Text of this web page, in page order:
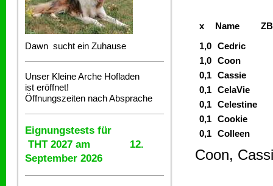
Dawn sucht ein Zuhause
Unser Kleine Arche Hofladen
ist eröffnet!
Öffnungszeiten nach Absprache
Eignungstests für
THT 2027 am 12.
September 2026
x Name
1,0 Cedric
1,0 Coon
0,1 Cassie
0,1 CelaVie
0,1 Celestine
0,1 Cookie
0,1 Colleen
Coon,